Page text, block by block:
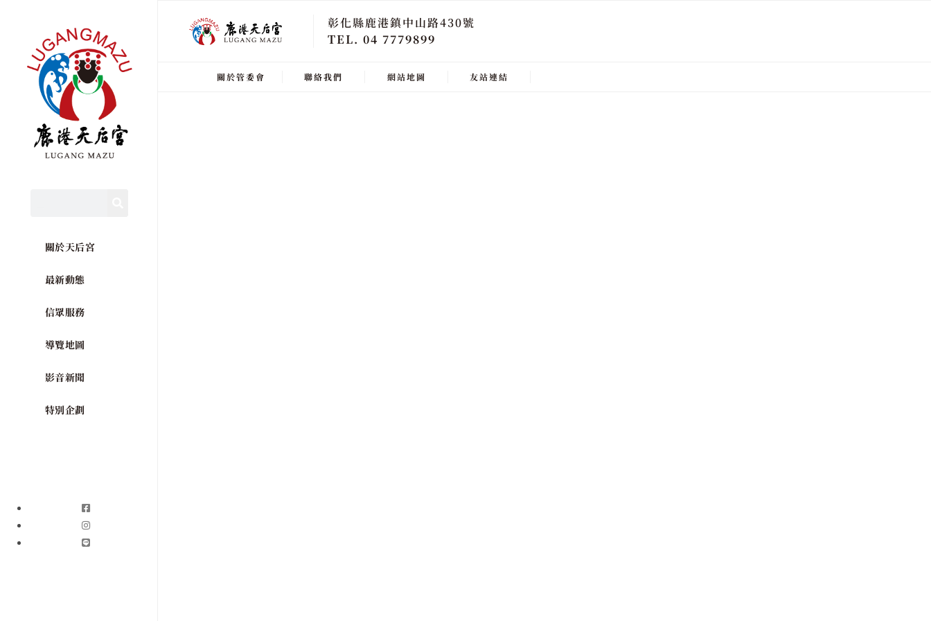
關於天后宮
最新動態
信眾服務
導覽地圖
影音新聞
特別企劃
彰化縣鹿港鎮中山路430號
TEL. 04 7779899
關於管委會 聯絡我們 網站地圖 友站連結